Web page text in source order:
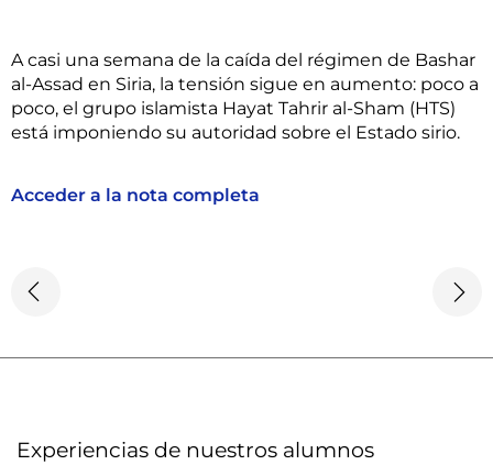
A casi una semana de la caída del régimen de Bashar
al-Assad en Siria, la tensión sigue en aumento: poco a
poco, el grupo islamista Hayat Tahrir al-Sham (HTS)
está imponiendo su autoridad sobre el Estado sirio.
Acceder a la nota completa
Experiencias de nuestros alumnos​